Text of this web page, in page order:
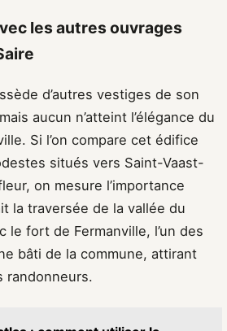
les autres ouvrages
d’autres vestiges de son
aucun n’atteint l’élégance du
Si l’on compare cet édifice
situés vers Saint-Vaast-
on mesure l’importance
la traversée de la vallée du
le fort de Fermanville, l’un des
bâti de la commune, attirant
randonneurs.